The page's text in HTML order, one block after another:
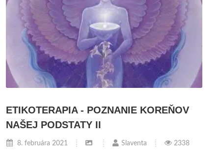
ETIKOTERAPIA - POZNANIE KOREŇOV
NAŠEJ PODSTATY II
8. februára 2021 Slaventa 2338